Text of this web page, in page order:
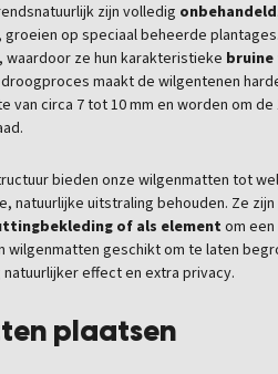
zijn volledig onbehandeld
op speciaal beheerde
waardoor ze hun karakteristieke
maakt de wilgentenen
van circa 7 tot 10 mm en worden om
bieden onze wilgenmatten tot wel
natuurlijke uitstraling behouden. Ze
of als element om
wilgenmatten geschikt om te laten
effect en extra privacy.
plaatsen